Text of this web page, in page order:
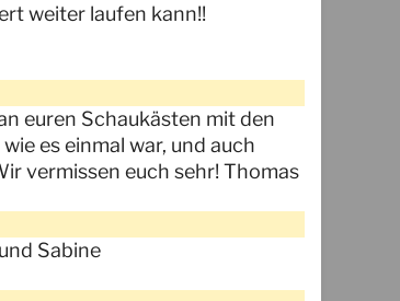
weiter laufen kann!!
euren Schaukästen mit den
es einmal war, und auch
vermissen euch sehr! Thomas
Sabine